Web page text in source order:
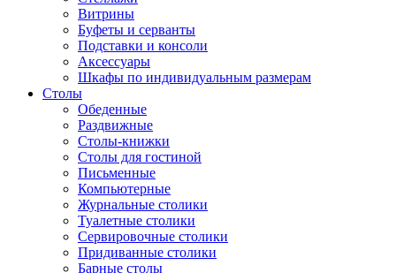
Витрины
Буфеты и серванты
Подставки и консоли
Аксессуары
Шкафы по индивидуальным размерам
Столы
Обеденные
Раздвижные
Столы-книжки
Столы для гостиной
Письменные
Компьютерные
Журнальные столики
Туалетные столики
Сервировочные столики
Придиванные столики
Барные столы